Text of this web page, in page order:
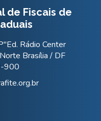
de Fiscais de
Rádio Center
Brasília / DF
900